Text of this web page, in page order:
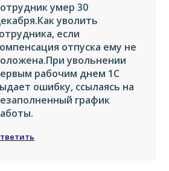
умер 30
уволить
если
отпуска ему не
увольнении
рабочим днем 1С
ошибку, ссылаясь на
график